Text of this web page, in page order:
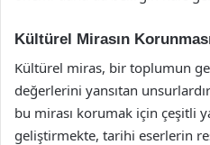
Kültürel Mirasın
Kültürel miras, bir toplumun
değerlerini yansıtan
bu mirası korumak için çeşitli
geliştirmekte, tarihi eserlerin